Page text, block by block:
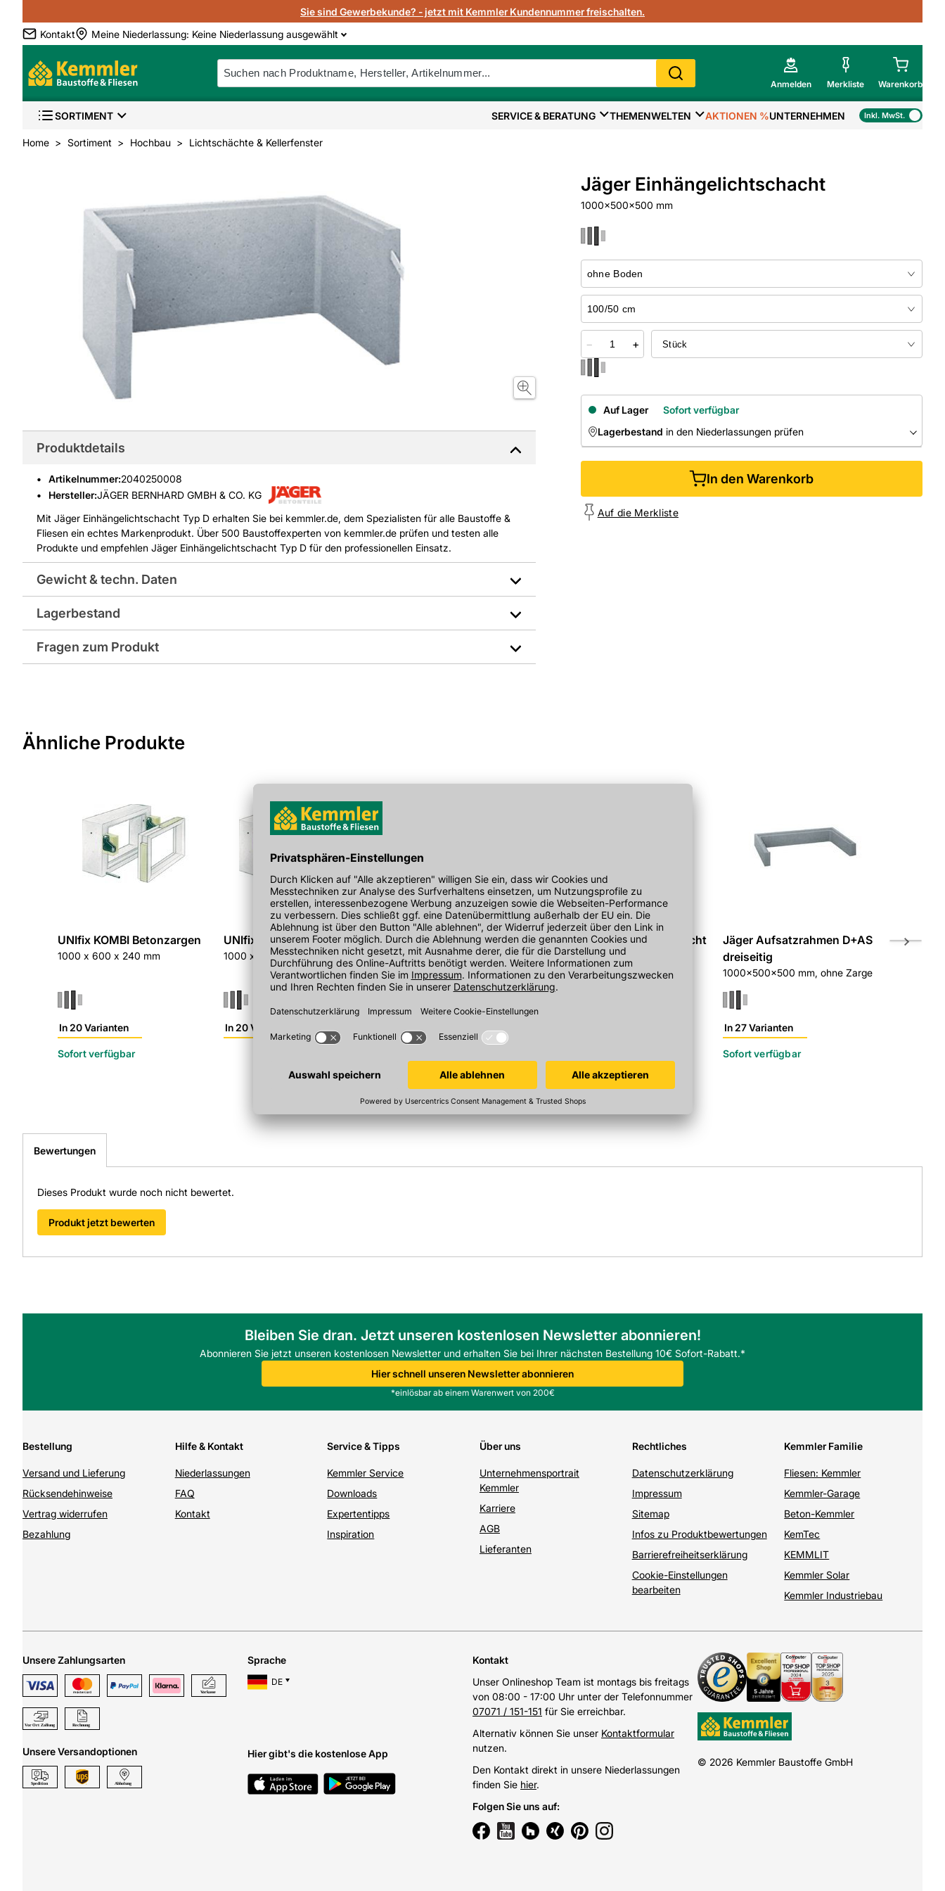
Sie sind Gewerbekunde? - jetzt mit Kemmler Kundennummer freischalten.
Kontakt
Meine Niederlassung: Keine Niederlassung ausgewählt
Anmelden Merkliste Warenkorb
Mein Warenkorb
SORTIMENT SERVICE & BERATUNG THEMENWELTEN AKTIONEN %UNTERNEHMEN Inkl. MwSt.
Home Sortiment Hochbau Lichtschächte & Kellerfenster
Jäger Einhängelichtschacht
1000x500x500 mm
− +
Auf Lager
Sofort verfügbar
Lagerbestand in den Niederlassungen prüfen
NIEDERLASSUNGEN
In den Warenkorb
Auf die Merkliste
Produktdetails
Artikelnummer:2040250008
Hersteller:JÄGER BERNHARD GMBH & CO. KG
Mit Jäger Einhängelichtschacht Typ D erhalten Sie bei kemmler.de, dem Spezialisten für alle Baustoffe &
Fliesen ein echtes Markenprodukt. Über 500 Baustoffexperten von kemmler.de prüfen und testen alle
Produkte und empfehlen Jäger Einhängelichtschacht Typ D für den professionellen Einsatz.
Gewicht & techn. Daten
Gewicht pro Verkaufseinheit: 160,0 kg
Hersteller-Art.-Nr.: 600-10
Lagerbestand
Fragen zum Produkt
Ähnliche Produkte
UNIfix KOMBI Betonzargen
1000 x 600 x 240 mm
In 20 Varianten
Sofort verfügbar
UNIfix KOMBI Betonzargen
1000 x 800 x 200 mm
In 20 Varianten
UNIfix KOMBI Betonzargen
1000 x 800 x 240 mm
Jäger Einhängelichtschacht
800x500x500 mm
Jäger Aufsatzrahmen D+AS
dreiseitig
1000x500x500 mm, ohne Zarge
In 27 Varianten
Sofort verfügbar
Jäger
Bewertungen
Dieses Produkt wurde noch nicht bewertet.
Produkt jetzt bewerten
Bleiben Sie dran. Jetzt unseren kostenlosen Newsletter abonnieren!
Abonnieren Sie jetzt unseren kostenlosen Newsletter und erhalten Sie bei Ihrer nächsten Bestellung 10€ Sofort-Rabatt.*
Hier schnell unseren Newsletter abonnieren
*einlösbar ab einem Warenwert von 200€
Bestellung
Versand und Lieferung
Rücksendehinweise
Vertrag widerrufen
Bezahlung
Hilfe & Kontakt
Niederlassungen
FAQ
Kontakt
Service & Tipps
Kemmler Service
Downloads
Expertentipps
Inspiration
Über uns
Unternehmensportrait
Kemmler
Karriere
AGB
Lieferanten
Rechtliches
Datenschutzerklärung
Impressum
Sitemap
Infos zu Produktbewertungen
Barrierefreiheitserklärung
Cookie-Einstellungen
bearbeiten
Kemmler Familie
Fliesen: Kemmler
Kemmler-Garage
Beton-Kemmler
KemTec
KEMMLIT
Kemmler Solar
Kemmler Industriebau
Unsere Zahlungsarten
Unsere Versandoptionen
Sprache
DE
Hier gibt's die kostenlose App
Kontakt
Unser Onlineshop Team ist montags bis freitags
von 08:00 - 17:00 Uhr unter der Telefonnummer
07071 / 151-151 für Sie erreichbar.
Alternativ können Sie unser Kontaktformular
nutzen.
Den Kontakt direkt in unsere Niederlassungen
finden Sie hier.
Folgen Sie uns auf:
© 2026 Kemmler Baustoffe GmbH